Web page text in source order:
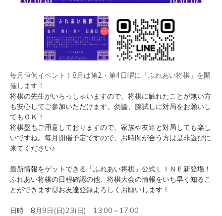
毎月恒例イベント！8月は第2・第4日曜に「ふれあい将棋」を開
催します！
将棋の先生がいらっしゃいますので、将棋に触れたことが無い方
も安心してご参加いただけます。勿論、腕試しに対局をお願いし
てもＯＫ！
将棋盤もご用意しておりますので、家族や友達と対局しても楽し
いですね。毎月開催予定ですので、お時間が合う方は是非遊びに
来てください♪
最新情報をゲットできる「ふれあい将棋」公式ＬＩＮＥ新登場！
ふれあい将棋の日程確認の他、将棋大会の情報をいち早く知るこ
とができます◎お友達登録よろしくお願いします！
日時 8月9日(日)23(日) 13:00～17:00